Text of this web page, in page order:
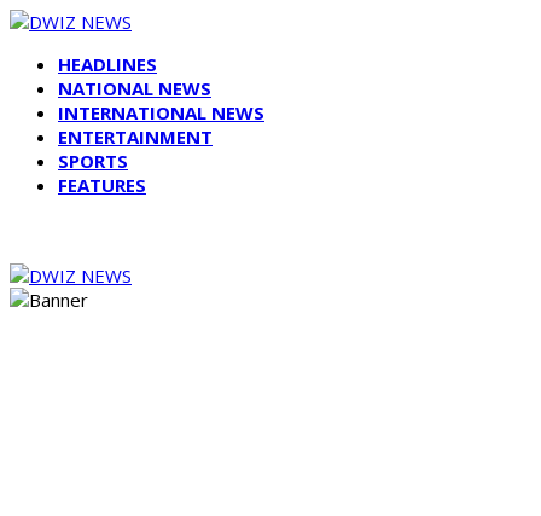
HEADLINES
NATIONAL NEWS
INTERNATIONAL NEWS
ENTERTAINMENT
SPORTS
FEATURES